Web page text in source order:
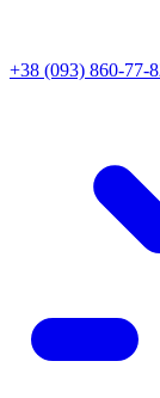
+38 (093) 860-77-